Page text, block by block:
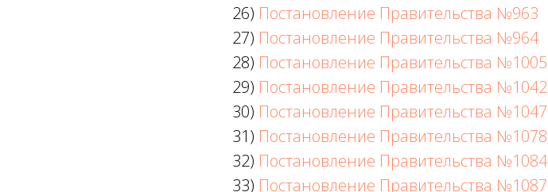
26) Постановление Правительства №963
27) Постановление Правительства №964
28) Постановление Правительства №1005
29) Постановление Правительства №1042
30) Постановление Правительства №1047
31) Постановление Правительства №1078
32) Постановление Правительства №1084
33) Постановление Правительства №1087